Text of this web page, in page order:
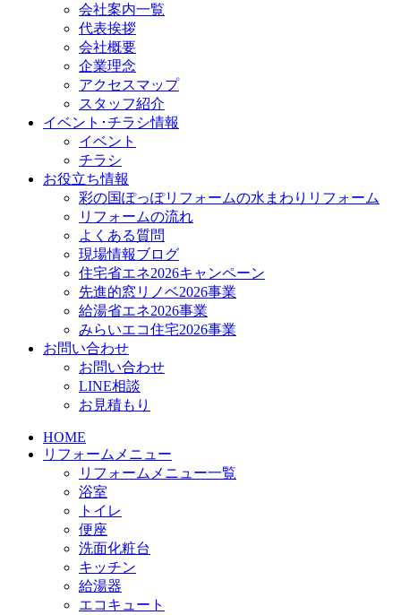
会社案内一覧
代表挨拶
会社概要
企業理念
アクセスマップ
スタッフ紹介
イベント･チラシ情報
イベント
チラシ
お役立ち情報
彩の国ぽっぽリフォームの水まわりリフォーム
リフォームの流れ
よくある質問
現場情報ブログ
住宅省エネ2026キャンペーン
先進的窓リノベ2026事業
給湯省エネ2026事業
みらいエコ住宅2026事業
お問い合わせ
お問い合わせ
LINE相談
お見積もり
HOME
リフォームメニュー
リフォームメニュー一覧
浴室
トイレ
便座
洗面化粧台
キッチン
給湯器
エコキュート